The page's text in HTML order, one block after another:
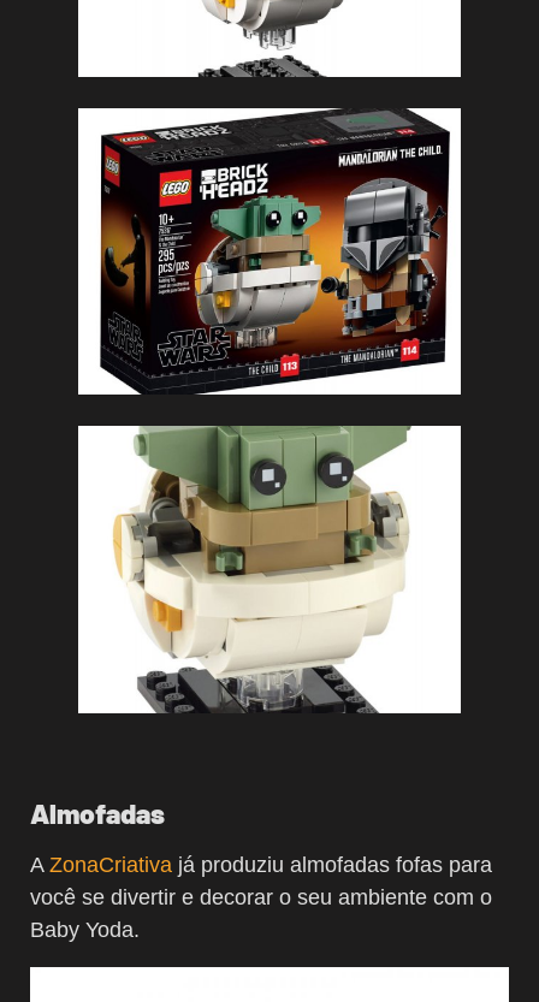
Almofadas
A ZonaCriativa já produziu almofadas fofas para
você se divertir e decorar o seu ambiente com o
Baby Yoda.